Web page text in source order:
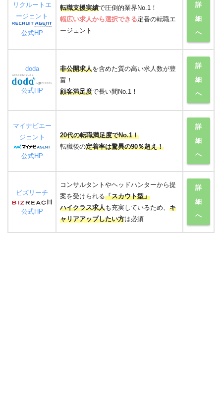
リクルートエ
ージェント
公式HP
転職支援実績で圧倒的業界No.1！
幅広い求人から選択できる定番の転職エ
ージェント
詳
細
へ
doda
公式HP
非公開求人を含めた質の高い求人数が豊
富！
顧客満足度で長い間No.1！
詳
細
へ
マイナビエー
ジェント
公式HP
20代の転職満足度でNo.1！
転職後の定着率は驚異の90％超え！
詳
細
へ
ビズリーチ
公式HP
コンサルタントやヘッドハンターから提
案を受けられる「スカウト型」
ハイクラス求人も充実しているため、 キ
ャリアアップしたい方は必須
詳
細
へ